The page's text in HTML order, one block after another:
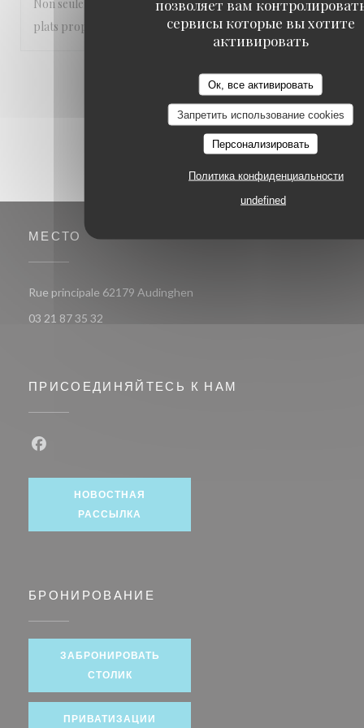
позволяет вам
сервисы которые вы хотите
активировать
Ок, все активировать
Запретить использование cookies
Персонализировать
Политика конфиденциальности
undefined
Non seulement le personnel mais également l’endroit et les
plats proposés sont sublime
3
МЕСТО
Rue principale 62179 Audinghen
03 21 87 35 32
ПРИСОЕДИНЯЙТЕСЬ К НАМ
НОВОСТНАЯ
РАССЫЛКА
БРОНИРОВАНИЕ
ЗАБРОНИРОВАТЬ
СТОЛИК
ПРИВАТИЗАЦИИ